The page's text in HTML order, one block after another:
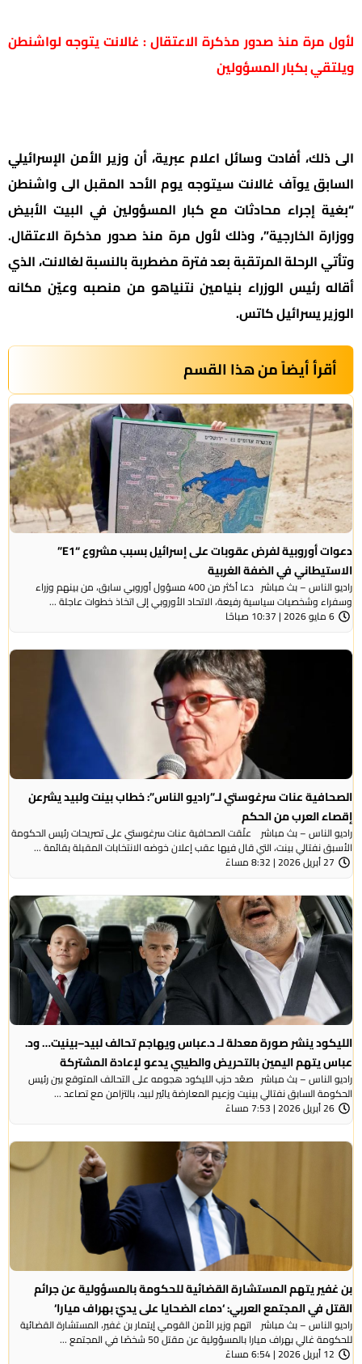
لأول مرة منذ صدور مذكرة الاعتقال : غالانت يتوجه لواشنطن
ويلتقي بكبار المسؤولين
الى ذلك، أفادت وسائل اعلام عبرية، أن وزير الأمن الإسرائيلي
السابق يوآف غالانت سيتوجه يوم الأحد المقبل الى واشنطن
“بغية إجراء محادثات مع كبار المسؤولين في البيت الأبيض
ووزارة الخارجية”، وذلك لأول مرة منذ صدور مذكرة الاعتقال.
وتأتي الرحلة المرتقبة بعد فترة مضطربة بالنسبة لغالانت، الذي
أقاله رئيس الوزراء بنيامين نتنياهو من منصبه وعيّن مكانه
الوزير يسرائيل كاتس.
أقرأ أيضاً من هذا القسم
دعوات أوروبية لفرض عقوبات على إسرائيل بسبب مشروع “E1”
الاستيطاني في الضفة الغربية
راديو الناس – بث مباشر دعا أكثر من 400 مسؤول أوروبي سابق، من بينهم وزراء
وسفراء وشخصيات سياسية رفيعة، الاتحاد الأوروبي إلى اتخاذ خطوات عاجلة ...
6 مايو 2026 | 10:37 صباحًا
الصحافية عنات سرغوستي لـ”راديو الناس”: خطاب بينت ولبيد يشرعن
إقصاء العرب من الحكم
راديو الناس – بث مباشر علّقت الصحافية عنات سرغوستي على تصريحات رئيس الحكومة
الأسبق نفتالي بينت، التي قال فيها عقب إعلان خوضه الانتخابات المقبلة بقائمة ...
27 أبريل 2026 | 8:32 مساءً
الليكود ينشر صورة معدلة لـ د.عباس ويهاجم تحالف لبيد–بينيت… ود.
عباس يتهم اليمين بالتحريض والطيبي يدعو لإعادة المشتركة
راديو الناس – بث مباشر صعّد حزب الليكود هجومه على التحالف المتوقع بين رئيس
الحكومة السابق نفتالي بينيت وزعيم المعارضة يائير لبيد، بالتزامن مع تصاعد ...
26 أبريل 2026 | 7:53 مساءً
بن غفير يتهم المستشارة القضائية للحكومة بالمسؤولية عن جرائم
القتل في المجتمع العربي: ‘دماء الضحايا على يديّ بهراف ميارا‘
راديو الناس – بث مباشر اتهم وزير الأمن القومي إيتمار بن غفير، المستشارة القضائية
للحكومة غالي بهراف ميارا بالمسؤولية عن مقتل 50 شخصًا في المجتمع ...
12 أبريل 2026 | 6:54 مساءً